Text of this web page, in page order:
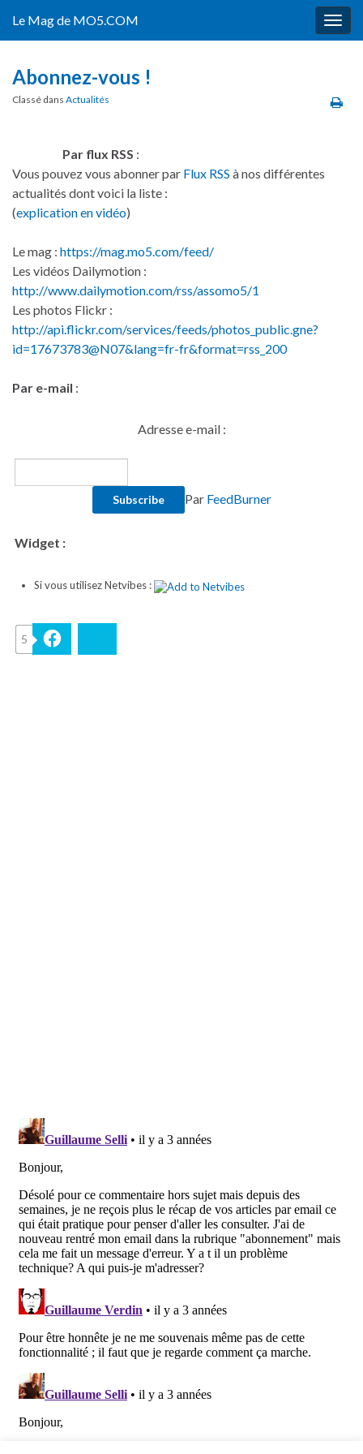
Le Mag de MO5.COM
Abonnez-vous !
Classé dans Actualités
Par flux RSS :
Vous pouvez vous abonner par Flux RSS à nos différentes
actualités dont voici la liste :
(explication en vidéo)
Le mag : https://mag.mo5.com/feed/
Les vidéos Dailymotion :
http://www.dailymotion.com/rss/assomo5/1
Les photos Flickr :
http://api.flickr.com/services/feeds/photos_public.gne?
id=17673783@N07&lang=fr-fr&format=rss_200
Par e-mail :
Adresse e-mail :
Par FeedBurner
Widget :
Si vous utilisez Netvibes :
5